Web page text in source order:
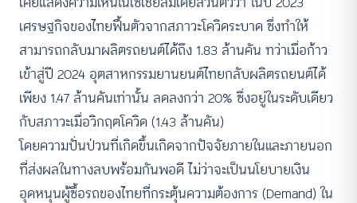
เศรษฐกิจของไทยฟื้นตัวจากสภาวะโควิดระบาด ซึ่งทำให้
สามารถกลับมาผลิตรถยนต์ได้ถึง 1.83 ล้านคัน ทว่าเมื่อก้าว
เข้าสู่ปี 2024 อุตสาหกรรมยานยนต์ไทยกลับผลิตรถยนต์ได้
เพียง 1.47 ล้านคันเท่านั้น ลดลงกว่า 20% ซึ่งอยู่ในระดับเดียว
กับสภาวะเมื่อวิกฤตโควิด (1.43 ล้านคัน)
โดยความปั่นป่วนที่เกิดขึ้นเกิดจากปัจจัยภายในและภายนอก
ที่ส่งผลในทางลบพร้อมกันพอดี ไม่ว่าจะเป็นนโยบายเงิน
อุดหนุนผู้ซื้อรถของไทยที่กระตุ้นความต้องการ (Demand) ใน